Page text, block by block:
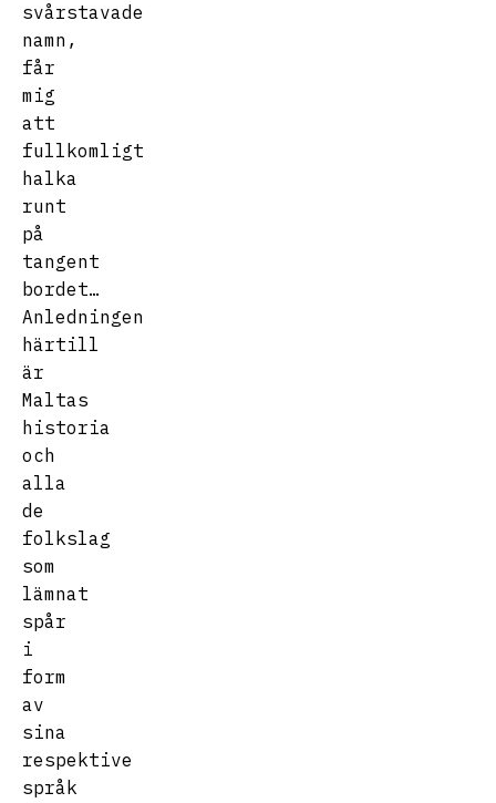
svårstavade
namn,
får
mig
att
fullkomligt
halka
runt
på
tangent
bordet…
Anledningen
härtill
är
Maltas
historia
och
alla
de
folkslag
som
lämnat
spår
i
form
av
sina
respektive
språk